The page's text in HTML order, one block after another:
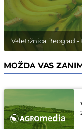
Veletržnica Beograd
MOŽDA VAS